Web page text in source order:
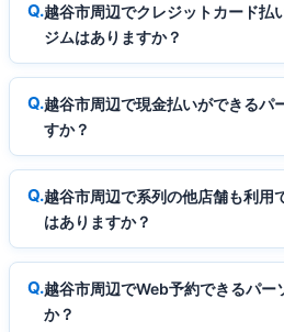
越谷市周辺でクレジットカード払
ジムはありますか？
越谷市周辺で現金払いができるパ
すか？
越谷市周辺で系列の他店舗も利用
はありますか？
越谷市周辺でWeb予約できるパー
か？